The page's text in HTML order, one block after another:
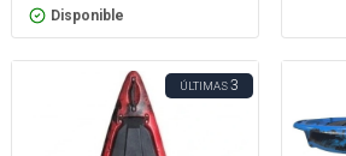
Disponible
ÚLTIMAS3